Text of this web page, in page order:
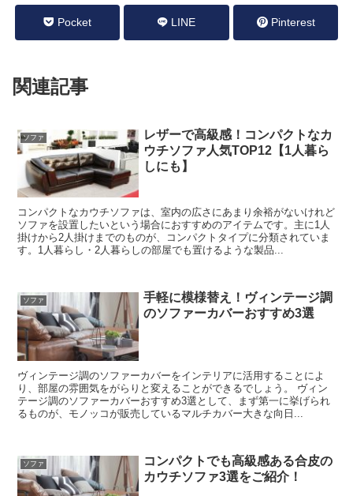
Pocket LINE Pinterest
関連記事
ソファ
レザーで高級感！コンパクトなカ
ウチソファ人気TOP12【1人暮ら
しにも】
コンパクトなカウチソファは、室内の広さにあまり余裕がないけれど
ソファを設置したいという場合におすすめのアイテムです。主に1人
掛けから2人掛けまでのものが、コンパクトタイプに分類されていま
す。1人暮らし・2人暮らしの部屋でも置けるような製品...
ソファ
手軽に模様替え！ヴィンテージ調
のソファーカバーおすすめ3選
ヴィンテージ調のソファーカバーをインテリアに活用することによ
り、部屋の雰囲気をがらりと変えることができるでしょう。 ヴィン
テージ調のソファーカバーおすすめ3選として、まず第一に挙げられ
るものが、モノッコが販売しているマルチカバー大きな向日...
ソファ
コンパクトでも高級感ある合皮の
カウチソファ3選をご紹介！